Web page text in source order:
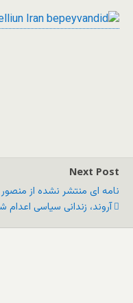
Next Post
نامه ای منتشر نشده از منصور
آروند، زندانی سیاسی اعدام